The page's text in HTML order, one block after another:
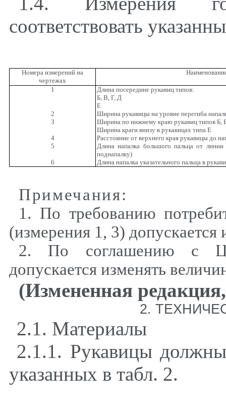
соответствовать
Номера измерений на
чертежах
1
Длина посередине рукавиц типов:
Б, В, Г, Д
Е
2
Ширина рукавицы на уровне перегиба
3
Ширина по нижнему краю рукавиц типов Б,
Ширина краги внизу в рукавицах типа Е
4
Расстояние от верхнего края рукавицы до
5
Длина напалка большого пальца от
поднапалку)
6
Длина напалка указательного пальца в
Примечания:
1. По требованию
(измерения 1, 3) допускается
2. По соглашению с ЦК
допускается изменять
(Измененная
2.
2.1. Материалы
2.1.1. Рукавицы должны
указанных в табл. 2.